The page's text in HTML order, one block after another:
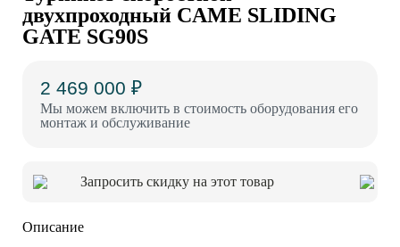
двухпроходный CAME SLIDING
GATE SG90S
2 469 000 ₽
Мы можем включить в стоимость оборудования его
монтаж и обслуживание
Запросить скидку на этот товар
Описание